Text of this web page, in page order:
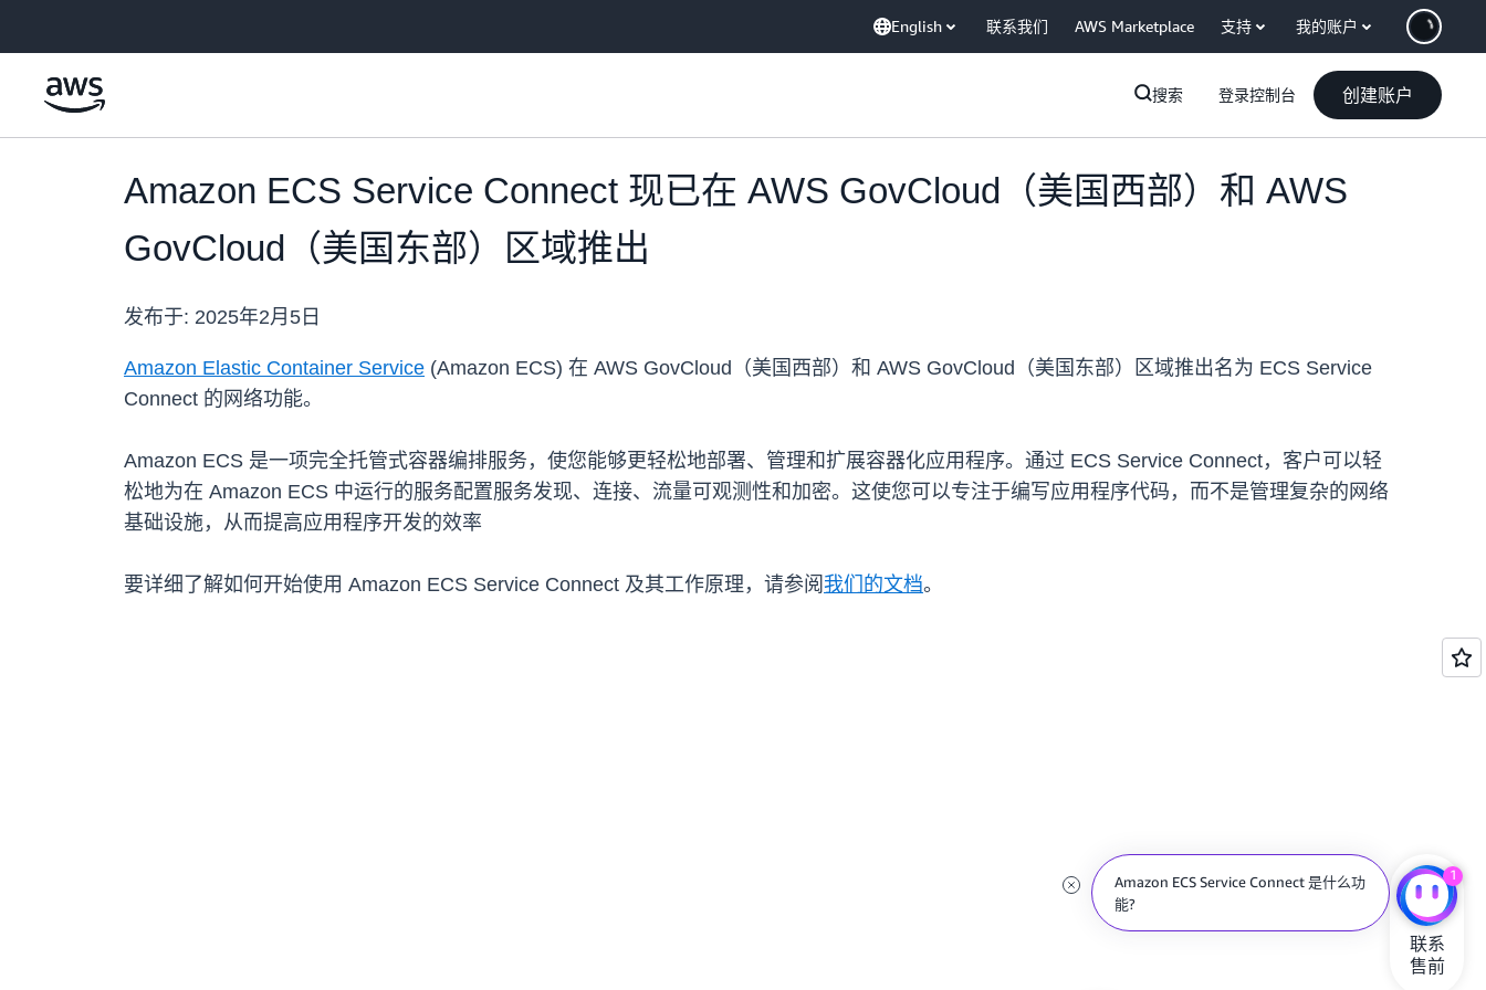
English 联系我们 AWS Marketplace 支持 我的账户
搜索 登录控制台 创建账户
Amazon ECS Service Connect 现已在 AWS GovCloud（美国西部）和 AWS
GovCloud（美国东部）区域推出
发布于: 2025年2月5日
Amazon Elastic Container Service (Amazon ECS) 在 AWS GovCloud（美国西部）和 AWS GovCloud（美国东部）区域推出名为 ECS Service
Connect 的网络功能。
Amazon ECS 是一项完全托管式容器编排服务，使您能够更轻松地部署、管理和扩展容器化应用程序。通过 ECS Service Connect，客户可以轻
松地为在 Amazon ECS 中运行的服务配置服务发现、连接、流量可观测性和加密。这使您可以专注于编写应用程序代码，而不是管理复杂的网络
基础设施，从而提高应用程序开发的效率
要详细了解如何开始使用 Amazon ECS Service Connect 及其工作原理，请参阅 我们的文档。
Amazon ECS Service Connect 是什么功
能?
1
联系
售前